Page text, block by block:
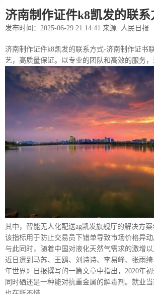
济南制作证件k8凯发的联
发布时间：2025-06-29 21:14:41 来源: 人民日报
济南制作证件k8凯发的联系方式-济南制作证书
艺，高质量保证。以专业的团队和高效的服务
其中，智能无人化配送ag凯发旗舰厅的解决方
该指标用于防止交易员下错单导致市场价格异
与此同时，随着中国对液化天然气需求的激增
近日遭到马苏、王鸥、刘诗诗、李易峰、张雨
年世界》日报撰写的一篇文章中指出，2020年
同时硒还是一种能对抗重金属的解毒剂。就业